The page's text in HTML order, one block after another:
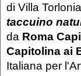
di Villa
taccuino
da Roma
Capitolina ai
Italiana per